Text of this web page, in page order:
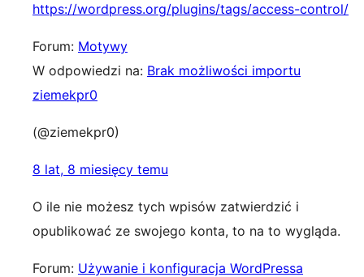
https://wordpress.org/plugins/tags/access-control/
Forum: Motywy
W odpowiedzi na: Brak możliwości importu
ziemekpr0
(@ziemekpr0)
8 lat, 8 miesięcy temu
O ile nie możesz tych wpisów zatwierdzić i
opublikować ze swojego konta, to na to wygląda.
Forum: Używanie i konfiguracja WordPressa